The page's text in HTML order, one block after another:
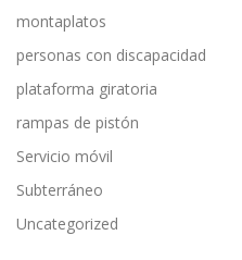
montaplatos
personas con discapacidad
plataforma giratoria
rampas de pistón
Servicio móvil
Subterráneo
Uncategorized